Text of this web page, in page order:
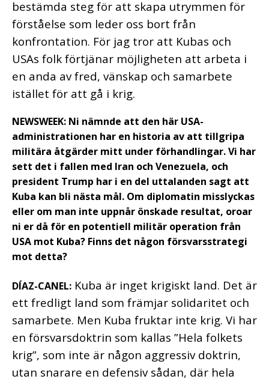
bestämda steg för att skapa utrymmen för
förståelse som leder oss bort från
konfrontation. För jag tror att Kubas och
USAs folk förtjänar möjligheten att arbeta i
en anda av fred, vänskap och samarbete
istället för att gå i krig.
NEWSWEEK: Ni nämnde att den här USA-
administrationen har en historia av att tillgripa
militära åtgärder mitt under förhandlingar. Vi har
sett det i fallen med Iran och Venezuela, och
president Trump har i en del uttalanden sagt att
Kuba kan bli nästa mål. Om diplomatin misslyckas
eller om man inte uppnår önskade resultat, oroar
ni er då för en potentiell militär operation från
USA mot Kuba? Finns det någon försvarsstrategi
mot detta?
DÍAZ-CANEL: Kuba är inget krigiskt land. Det är
ett fredligt land som främjar solidaritet och
samarbete. Men Kuba fruktar inte krig. Vi har
en försvarsdoktrin som kallas ”Hela folkets
krig”, som inte är någon aggressiv doktrin,
utan snarare en defensiv sådan, där hela